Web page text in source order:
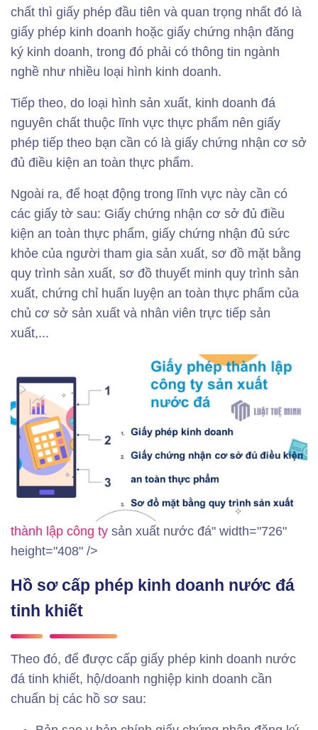
chất thì giấy phép đầu tiên và quan trọng nhất đó là
giấy phép kinh doanh hoặc giấy chứng nhận đăng
ký kinh doanh, trong đó phải có thông tin ngành
nghề như nhiều loại hình kinh doanh.
Tiếp theo, do loại hình sản xuất, kinh doanh đá
nguyên chất thuộc lĩnh vực thực phẩm nên giấy
phép tiếp theo bạn cần có là giấy chứng nhận cơ sở
đủ điều kiện an toàn thực phẩm.
Ngoài ra, để hoạt động trong lĩnh vực này cần có
các giấy tờ sau: Giấy chứng nhận cơ sở đủ điều
kiện an toàn thực phẩm, giấy chứng nhận đủ sức
khỏe của người tham gia sản xuất, sơ đồ mặt bằng
quy trình sản xuất, sơ đồ thuyết minh quy trình sản
xuất, chứng chỉ huấn luyện an toàn thực phẩm của
chủ cơ sở sản xuất và nhân viên trực tiếp sản
xuất,...
thành lập công ty sản xuất nước đá" width="726"
height="408" />
Hồ sơ cấp phép kinh doanh nước đá
tinh khiết
Theo đó, để được cấp giấy phép kinh doanh nước
đá tinh khiết, hộ/doanh nghiệp kinh doanh cần
chuẩn bị các hồ sơ sau: